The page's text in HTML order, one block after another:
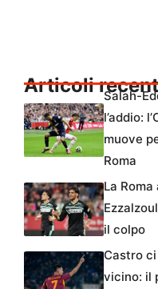
Articoli
Salah-
l’addio:
muove
Roma
La
il colpo
Castro
vicino: il